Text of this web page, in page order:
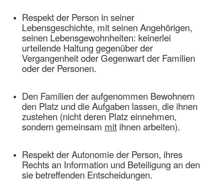
Kontakt
Jobs
Datenschutz
Willkommen bei INAGO
Respekt der Person in seiner
Lebensgeschichte, mit seinen Angehörigen,
seinen Lebensgewohnheiten: keinerlei
urteilende Haltung gegenüber der
Vergangenheit oder Gegenwart der Familien
oder der Personen.
Den Familien der aufgenommen Bewohnern
den Platz und die Aufgaben lassen, die ihnen
zustehen (nicht deren Platz einnehmen,
sondern gemeinsam mit ihnen arbeiten).
Respekt der Autonomie der Person, ihres
Rechts an Information und Beteiligung an den
sie betreffenden Entscheidungen.